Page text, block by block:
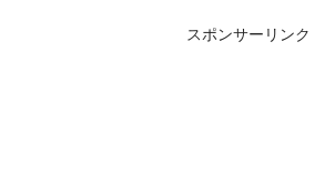
スポンサーリンク